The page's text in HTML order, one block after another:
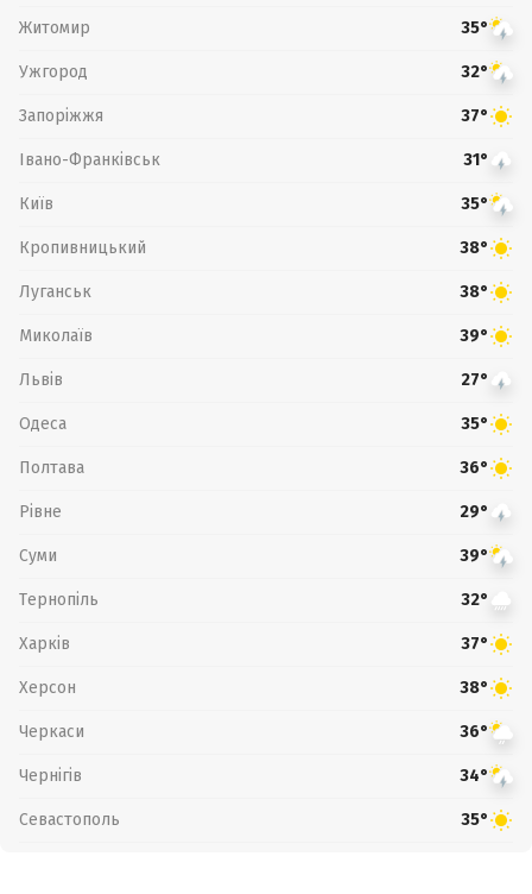
Житомир 35°
Ужгород 32°
Запоріжжя 37°
Івано-Франківськ 31°
Київ 35°
Кропивницький 38°
Луганськ 38°
Миколаїв 39°
Львів 27°
Одеса 35°
Полтава 36°
Рівне 29°
Суми 39°
Тернопіль 32°
Харків 37°
Херсон 38°
Черкаси 36°
Чернігів 34°
Севастополь 35°